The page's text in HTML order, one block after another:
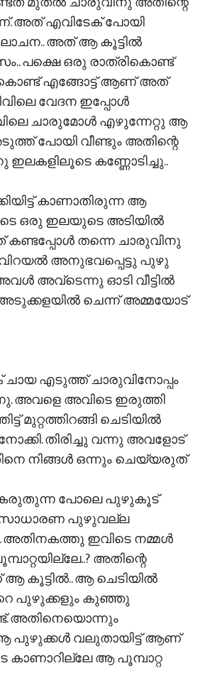
അത് എവിടേക് പോയി
അത് ആ കൂട്ടിൽ
പക്ഷെ ഒരു രാത്രികൊണ്ട്
എങ്ങോട്ട് ആണ് അത്
വേദന ഇപ്പോൾ
ചാരുമോൾ എഴുന്നേറ്റു ആ
പോയി വീണ്ടും അതിന്റെ
ഇലകളിലൂടെ കണ്ണോടിച്ചു..
കാണാതിരുന്ന ആ
ഒരു ഇലയുടെ അടിയിൽ
കണ്ടപ്പോൾ തന്നെ ചാരുവിനു
അനുഭവപ്പെട്ടു പുഴു
അവൾ അവ്ടെന്നു ഓടി വീട്ടിൽ
അടുക്കളയിൽ ചെന്ന് അമ്മയോട്
എടുത്ത് ചാരുവിനോപ്പം
അവളെ അവിടെ ഇരുത്തി
മുറ്റത്തിറങ്ങി ചെടിയിൽ
തിരിച്ചു വന്നു അവളോട്
നിങ്ങൾ ഒന്നും ചെയ്യരുത്
പോലെ പുഴുകൂട്
സാധാരണ പുഴുവല്ല
ഇവിടെ നമ്മൾ
അതിന്റെ
ആ ചെടിയിൽ
പുഴുക്കളും കുഞ്ഞു
അതിനെയൊന്നും
പുഴുക്കൾ വലുതായിട്ട് ആണ്
കാണാറില്ലേ ആ പൂമ്പാറ്റ